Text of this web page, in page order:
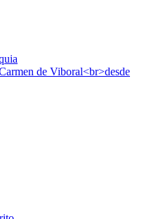
de Viboral<br>desde